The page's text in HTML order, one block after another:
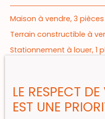
Maison à vendre, 3
Terrain constructible à
Stationnement à louer, 1
Maison à vendre, 5
LE RESPECT
EST UNE